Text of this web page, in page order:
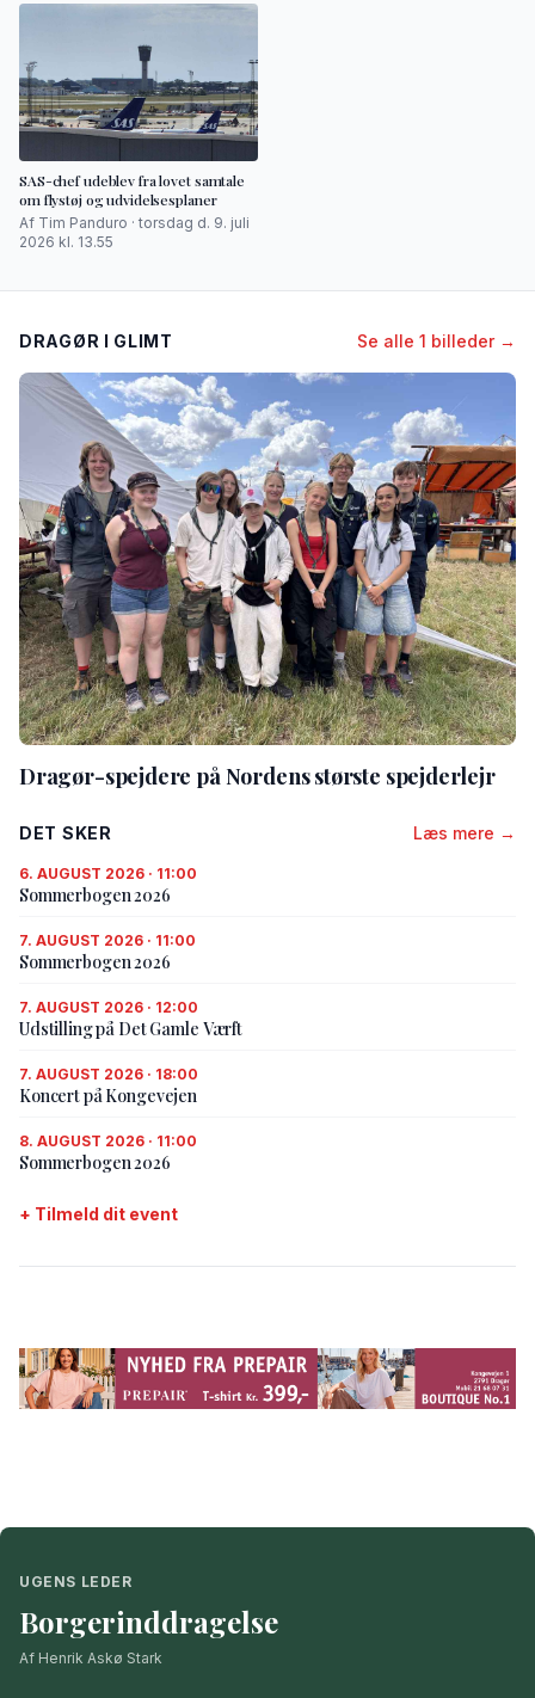
SAS-chef udeblev fra lovet samtale
om flystøj og udvidelsesplaner
Af Tim Panduro · torsdag d. 9. juli
2026 kl. 13.55
DRAGØR I GLIMT Se alle 1 billeder →
Dragør-spejdere på Nordens største spejderlejr
DET SKER Læs mere →
6. AUGUST 2026 · 11:00
Sommerbogen 2026
7. AUGUST 2026 · 11:00
Sommerbogen 2026
7. AUGUST 2026 · 12:00
Udstilling på Det Gamle Værft
7. AUGUST 2026 · 18:00
Koncert på Kongevejen
8. AUGUST 2026 · 11:00
Sommerbogen 2026
+ Tilmeld dit event
UGENS LEDER
Borgerinddragelse
Af Henrik Askø Stark